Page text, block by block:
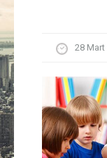
28 Mart